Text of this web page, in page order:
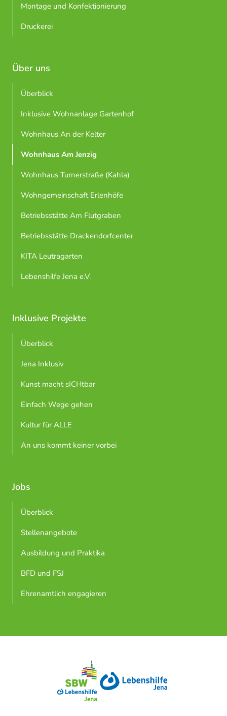
Montage und Konfektionierung
Druckerei
Über uns
Überblick
Inklusive Wohnanlage Gartenhof
Wohnhaus An der Kelter
Wohnhaus Am Jenzig
Wohnhaus Turnerstraße (Kahla)
Wohngemeinschaft Erlenhöfe
Betriebsstätte Am Flutgraben
Betriebsstätte Drackendorfcenter
KITA Leutragarten
Lebenshilfe Jena e.V.
Inklusive Projekte
Überblick
Jena Inklusiv
Kunst macht sICHtbar
Einfach Wege gehen
Kultur für ALLE
An uns kommt keiner vorbei
Jobs
Überblick
Stellenangebote
Ausbildung und Praktika
BFD und FSJ
Ehrenamtlich engagieren